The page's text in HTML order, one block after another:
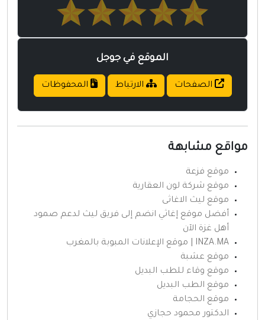
الموقع في جوجل
الصفحات الارتباط المحفوظات
مشابهة
موقع فزعة
موقع شركة لون العقارية
موقع ليث الاغاثى
أفضل موقع إغاثي انضم إلى فريق ليث لدعم صمود
أهل غزة الآن
INZA.MA | موقع الإعلانات المبوبة بالمغرب
موقع عشبة
موقع وقاء للطب البديل
موقع الطب البديل
موقع الحجامة
الدكتور محمود حجازي